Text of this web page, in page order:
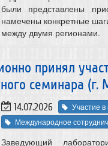
были представлены
намечены конкретные
между двумя регионами.
принял
семинара
14.07.2026
Участие
Международное
Заведующий